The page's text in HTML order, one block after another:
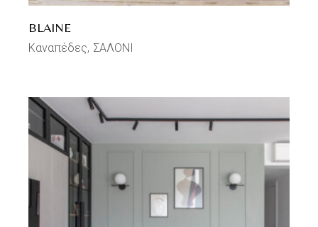
BLAINE
Καναπέδες ΣΑΛΟΝΙ